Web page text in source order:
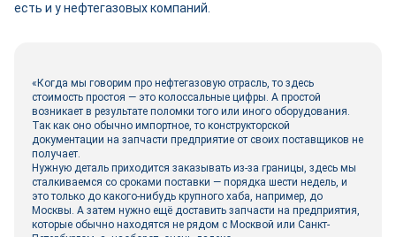
есть и у нефтегазовых компаний.
«Когда мы говорим про нефтегазовую отрасль, то здесь
стоимость простоя — это колоссальные цифры. А простой
возникает в результате поломки того или иного оборудования.
Так как оно обычно импортное, то конструкторской
документации на запчасти предприятие от своих поставщиков не
получает.
Нужную деталь приходится заказывать из-за границы, здесь мы
сталкиваемся со сроками поставки — порядка шести недель, и
это только до какого-нибудь крупного хаба, например, до
Москвы. А затем нужно ещё доставить запчасти на предприятия,
которые обычно находятся не рядом с Москвой или Санкт-